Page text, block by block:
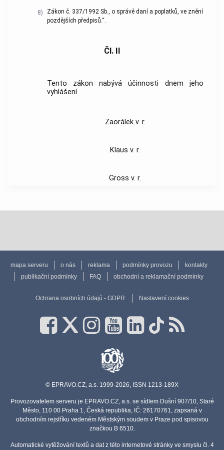
8)
Zákon č. 337/1992 Sb., o správě daní a poplatků, ve znění
pozdějších předpisů.“.
Čl. II
Tento zákon nabývá účinnosti dnem jeho
vyhlášení.
Zaorálek v. r.
Klaus v. r.
Gross v. r.
mapa serveru o nás reklama podmínky provozu
kontakty
publikační podmínky
FAQ obchodní a reklamační podmínky
Ochrana osobních údajů - GDPR Nastavení cookies
© EPRAVO.CZ, a.s. 1999-2026, ISSN 1213-189X
Provozovatelem serveru je EPRAVO.CZ, a.s. se sídlem Dušní 907/10, Staré
Město, 110 00 Praha 1, Česká republika, IČ: 26170761, zapsaná v
obchodním rejstříku vedeném Městským soudem v Praze pod spisovou
značkou B 6510.
Automatické vytěžování textů a dat z této internetové stránky ve smyslu čl. 4